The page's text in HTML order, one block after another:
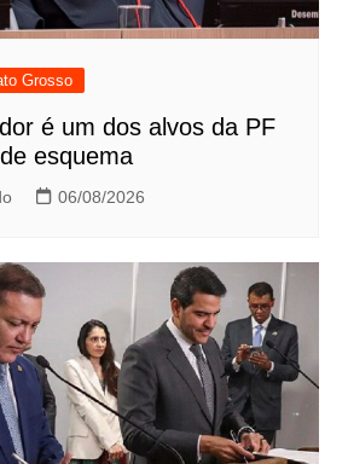
Grosso
é um dos alvos da PF
esquema
06/08/2026